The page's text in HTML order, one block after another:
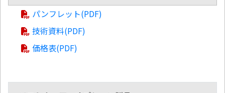
パンフレット(PDF)
技術資料(PDF)
価格表(PDF)